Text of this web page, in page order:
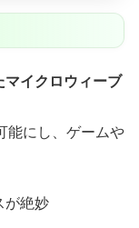
マイクロウィーブ
能にし、ゲームや
が絶妙